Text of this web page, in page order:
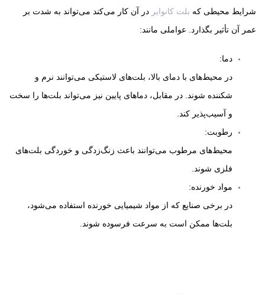
شرایط محیطی که بلت کانوایر در آن کار می‌کند می‌تواند به شدت بر
عمر آن تأثیر بگذارد. عواملی مانند:
دما:
در محیط‌های با دمای بالا، بلت‌های لاستیکی می‌توانند نرم و
شکننده شوند. در مقابل، دماهای پایین نیز می‌تواند بلت‌ها را سخت
و آسیب‌پذیر کند.
رطوبت:
محیط‌های مرطوب می‌توانند باعث زنگ‌زدگی و خوردگی بلت‌های
فلزی شوند.
مواد خورنده:
در برخی صنایع که از مواد شیمیایی خورنده استفاده می‌شود،
بلت‌ها ممکن است به سرعت فرسوده شوند.